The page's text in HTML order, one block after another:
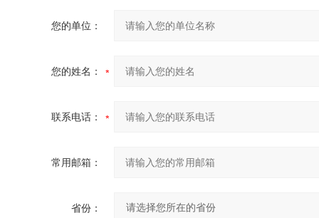
您的单位：
您的姓名：
联系电话：
常用邮箱：
省份：